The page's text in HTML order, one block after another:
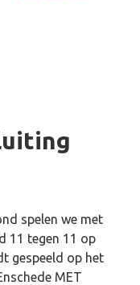
spelen we met
11 tegen 11 op
gespeeld op het
MET